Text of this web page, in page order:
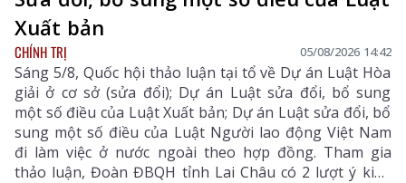
Xuất bản
CHÍNH TRỊ 05/08/2026 14:42
Sáng 5/8, Quốc hội thảo luận tại tổ về Dự án Luật Hòa
giải ở cơ sở (sửa đổi); Dự án Luật sửa đổi, bổ sung
một số điều của Luật Xuất bản; Dự án Luật sửa đổi, bổ
sung một số điều của Luật Người lao động Việt Nam
đi làm việc ở nước ngoài theo hợp đồng. Tham gia
thảo luận, Đoàn ĐBQH tỉnh Lai Châu có 2 lượt ý kiến